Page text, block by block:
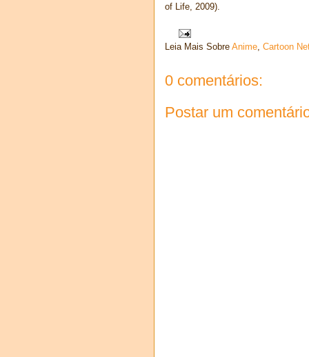
of Life, 2009).
Leia Mais Sobre Anime, Cartoon
0 comentários:
Postar um